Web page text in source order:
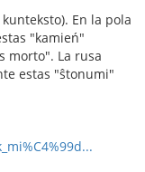
En la pola
"kamień"
morto". La rusa
estas "ŝtonumi"